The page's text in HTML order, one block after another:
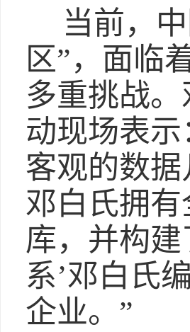
当前，
区”，面临
多重挑战
动现场表
客观的数据
邓白氏拥
库，并构
系’邓白氏
企业。”